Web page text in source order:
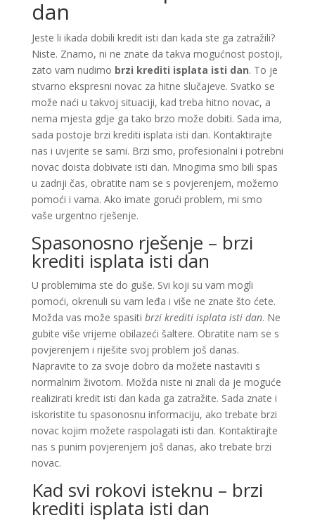
dan
Jeste li ikada dobili kredit isti dan kada ste ga zatražili?
Niste. Znamo, ni ne znate da takva mogućnost postoji,
zato vam nudimo brzi krediti isplata isti dan. To je
stvarno ekspresni novac za hitne slučajeve. Svatko se
može naći u takvoj situaciji, kad treba hitno novac, a
nema mjesta gdje ga tako brzo može dobiti. Sada ima,
sada postoje brzi krediti isplata isti dan. Kontaktirajte
nas i uvjerite se sami. Brzi smo, profesionalni i potrebni
novac doista dobivate isti dan. Mnogima smo bili spas
u zadnji čas, obratite nam se s povjerenjem, možemo
pomoći i vama. Ako imate gorući problem, mi smo
vaše urgentno rješenje.
Spasonosno rješenje – brzi
krediti isplata isti dan
U problemima ste do guše. Svi koji su vam mogli
pomoći, okrenuli su vam leđa i više ne znate što ćete.
Možda vas može spasiti brzi krediti isplata isti dan. Ne
gubite više vrijeme obilazeći šaltere. Obratite nam se s
povjerenjem i riješite svoj problem još danas.
Napravite to za svoje dobro da možete nastaviti s
normalnim životom. Možda niste ni znali da je moguće
realizirati kredit isti dan kada ga zatražite. Sada znate i
iskoristite tu spasonosnu informaciju, ako trebate brzi
novac kojim možete raspolagati isti dan. Kontaktirajte
nas s punim povjerenjem još danas, ako trebate brzi
novac.
Kad svi rokovi isteknu – brzi
krediti isplata isti dan